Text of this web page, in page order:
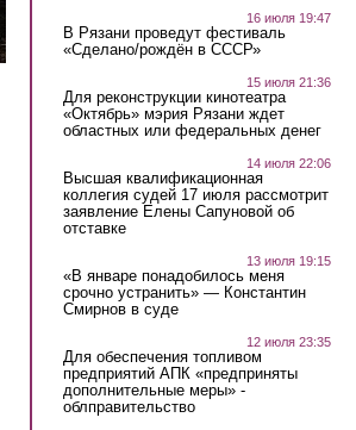
16 июля 19:47
В Рязани проведут фестиваль
«Сделано/рождён в СССР»
15 июля 21:36
Для реконструкции кинотеатра
«Октябрь» мэрия Рязани ждет
областных или федеральных денег
14 июля 22:06
Высшая квалификационная
коллегия судей 17 июля рассмотрит
заявление Елены Сапуновой об
отставке
13 июля 19:15
«В январе понадобилось меня
срочно устранить» — Константин
Смирнов в суде
12 июля 23:35
Для обеспечения топливом
предприятий АПК «предприняты
дополнительные меры» -
облправительство